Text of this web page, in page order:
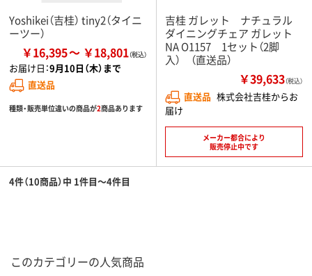
Yoshikei（吉桂） tiny2（タイニ
ーツー）
￥16,395 ￥18,801
お届け日：9月10日（木）まで
直送品
種類・販売単位違いの商品が2商品あります
吉桂 ガレット ナチュラル
ダイニングチェア ガレット
NA O1157 1セット（2脚
入） （直送品）
￥39,633（税込）
直送品 株式会社吉桂からお
届け
メーカー都合により
販売停止中です
4件（10商品）中 1件目～4件目
このカテゴリーの人気商品